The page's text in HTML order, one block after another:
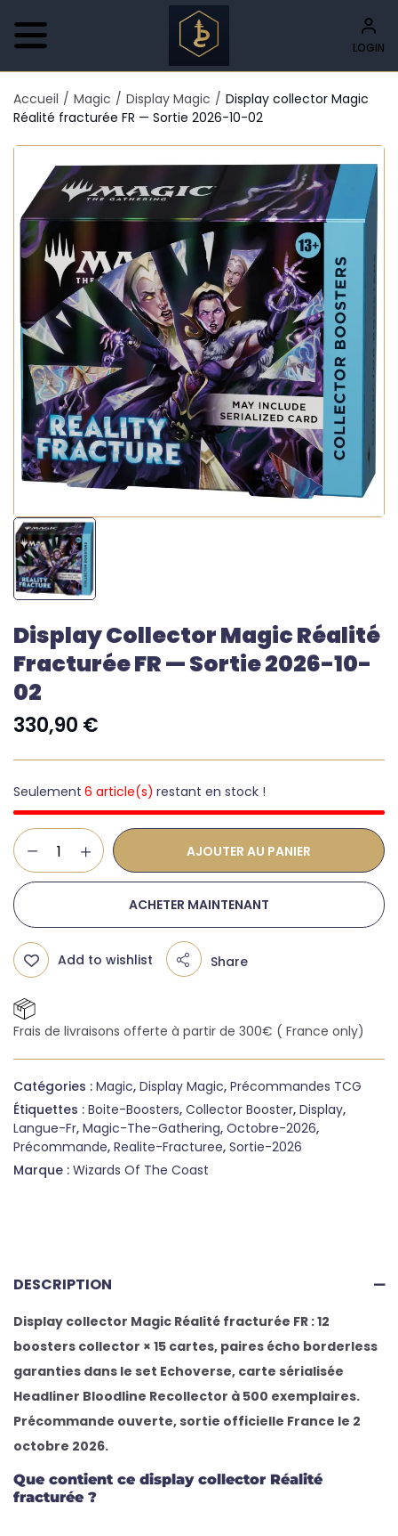
LOGIN
Accueil / Magic / Display Magic / Display collector Magic
Réalité fracturée FR — Sortie 2026-10-02
Display Collector Magic Réalité
Fracturée FR — Sortie 2026-10-
02
330,90 €
Seulement 6 article(s) restant en stock !
AJOUTER AU PANIER
ACHETER MAINTENANT
Add to wishlist Share
Frais de livraisons offerte à partir de 300€ ( France only)
Catégories : Magic, Display Magic, Précommandes TCG
Étiquettes : Boite-Boosters, Collector Booster, Display,
Langue-Fr, Magic-The-Gathering, Octobre-2026,
Précommande, Realite-Fracturee, Sortie-2026
Marque : Wizards Of The Coast
DESCRIPTION
Display collector Magic Réalité fracturée FR : 12
boosters collector × 15 cartes, paires écho borderless
garanties dans le set Echoverse, carte sérialisée
Headliner Bloodline Recollector à 500 exemplaires.
Précommande ouverte, sortie officielle France le 2
octobre 2026.
Que contient ce display collector Réalité
fracturée ?